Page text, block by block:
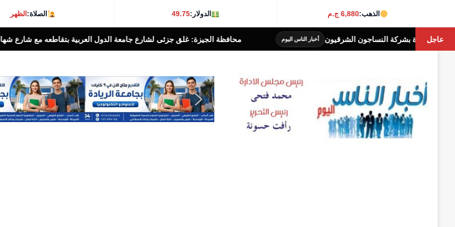
الذهب:6,880 ج.م الدولار:49.75 الصلاة:الظهر
عاجل أخبار الناس اليوم محافظة الجيزة: غلق جزئى لشارع جامعة الدول العربية بتقاطعه مع شارع شهاب بالإتجاهين لمدة ٣ أيام لتوصيل خطوط غاز طبيعى